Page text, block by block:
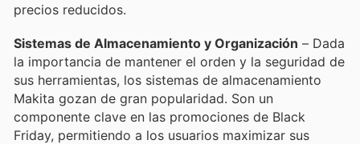
precios reducidos.
Sistemas de Almacenamiento y Organización – Dada
la importancia de mantener el orden y la seguridad de
sus herramientas, los sistemas de almacenamiento
Makita gozan de gran popularidad. Son un
componente clave en las promociones de Black
Friday, permitiendo a los usuarios maximizar sus